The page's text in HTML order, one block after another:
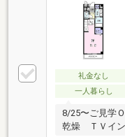
礼金なし
一人暮らし
8/25〜ご見
乾燥 ＴＶイ